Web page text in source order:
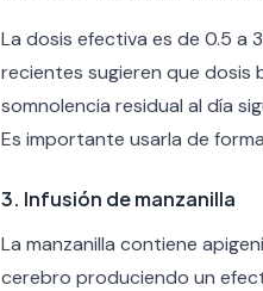
La dosis efectiva es de 0.5 a
recientes sugieren que dosis
somnolencia residual al día
Es importante usarla de
3. Infusión de manzanilla
La manzanilla contiene
cerebro produciendo un